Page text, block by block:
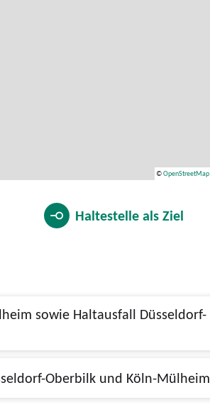
©OpenStreetMap
Haltestelle alsZiel
zwischen Düsseldorf-Oberbilk und Köln-Mülheim